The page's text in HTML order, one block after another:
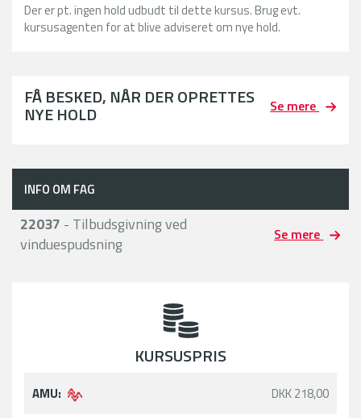
Der er pt. ingen hold udbudt til dette kursus. Brug evt.
kursusagenten for at blive adviseret om nye hold.
FÅ BESKED, NÅR DER OPRETTES
NYE HOLD Se mere
INFO OM FAG
22037 - Tilbudsgivning ved
vinduespudsning
Se mere
KURSUSPRIS
AMU: DKK 218,00